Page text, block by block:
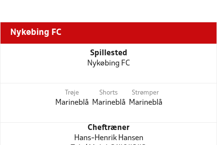
Nykøbing FC
Spillested
Nykøbing FC
Trøje
Marineblå
Shorts
Marineblå
Strømper
Marineblå
Cheftræner
Hans-Henrik Hansen